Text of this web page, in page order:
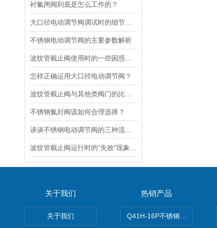
衬氟闸阀到底是怎么工作的？
不锈钢电动调节阀的主要参数解析
怎样正确运用大口径电动调节阀？
不锈钢氮封阀该如何合理选择？
关于我们
关于我们
热销产品
Q41H-16P不锈钢硬密封球阀